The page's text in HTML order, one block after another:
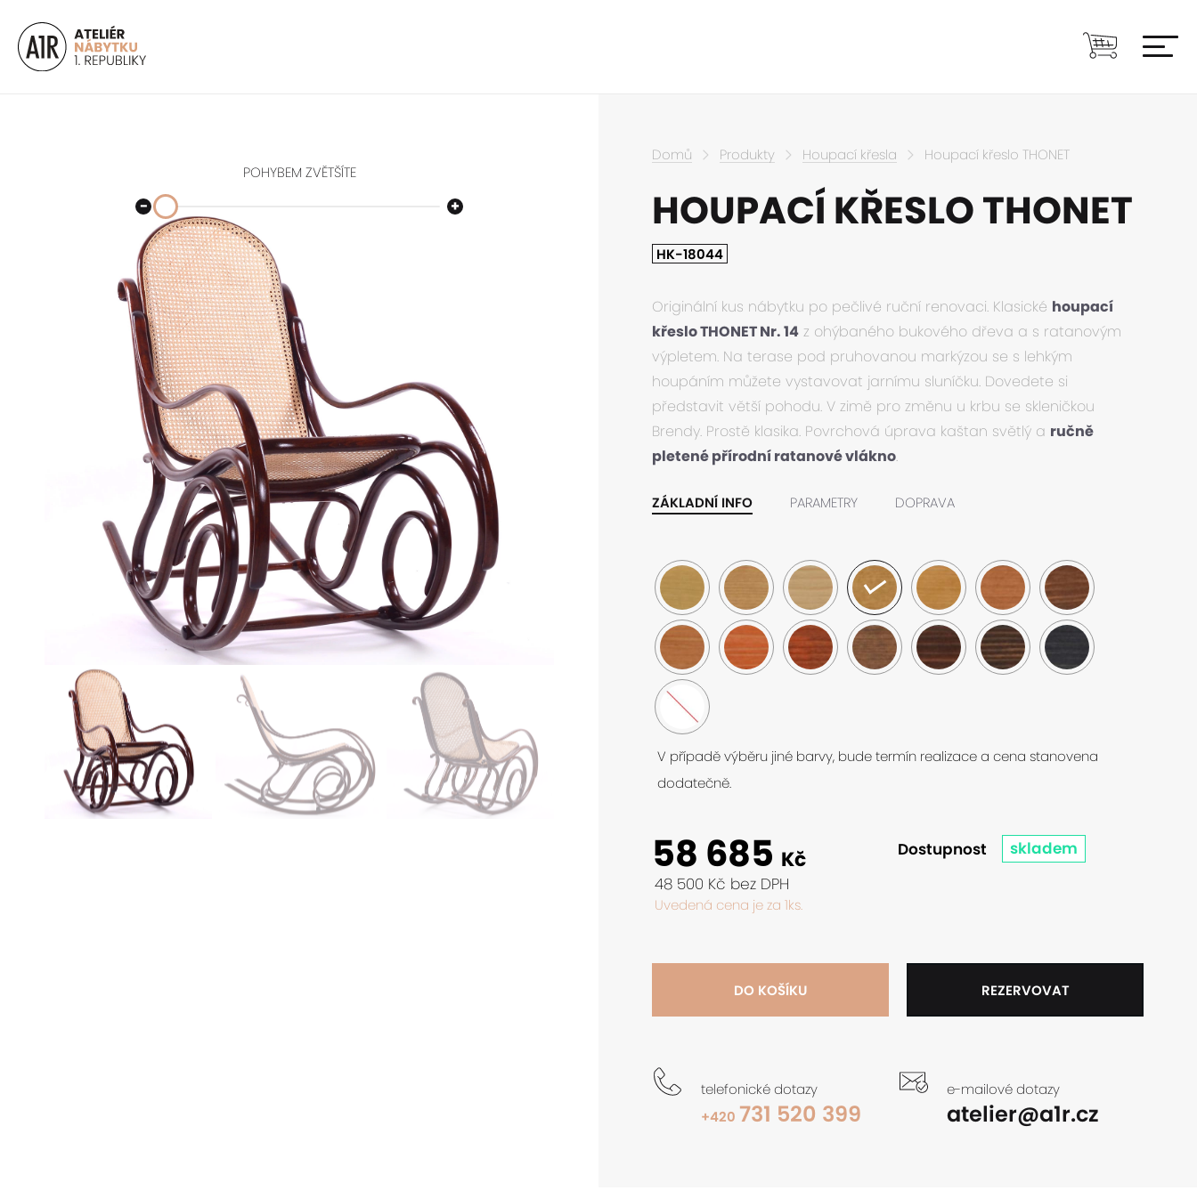
POHYBEM ZVĚTŠÍTE
Domů Produkty Houpací křesla Houpací křeslo THONET
HOUPACÍ KŘESLO THONET
HK-18044
Originální kus nábytku po pečlivé ruční renovaci. Klasické houpací
křeslo THONET Nr. 14 z ohýbaného bukového dřeva a s ratanovým
výpletem. Na terase pod pruhovanou markýzou se s lehkým
houpáním můžete vystavovat jarnímu sluníčku. Dovedete si
představit větší pohodu. V zimě pro změnu u krbu se skleničkou
Brendy. Prostě klasika. Povrchová úprava kaštan světlý a ručně
pletené přírodní ratanové vlákno.
ZÁKLADNÍ INFO PARAMETRY DOPRAVA
V případě výběru jiné barvy, bude termín realizace a cena stanovena
dodatečně.
58 685 Kč
48 500 Kč bez DPH
Uvedená cena je za 1ks.
Dostupnost skladem
DO KOŠÍKU REZERVOVAT
telefonické dotazy
+420 731 520 399
e-mailové dotazy
atelier@a1r.cz